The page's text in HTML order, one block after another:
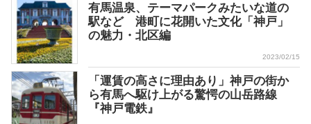
有馬温泉、テーマパークみたいな道の
駅など 港町に花開いた文化「神戸」
の魅力・北区編
2023/02/15
「運賃の高さに理由あり」神戸の街か
ら有馬へ駆け上がる驚愕の山岳路線
『神戸電鉄』